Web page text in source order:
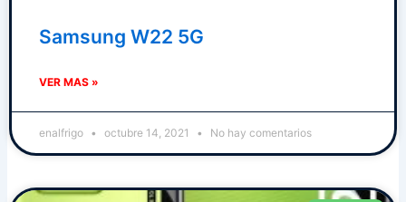
Samsung W22 5G
VER MAS »
enalfrigo octubre 14, 2021 No hay comentarios